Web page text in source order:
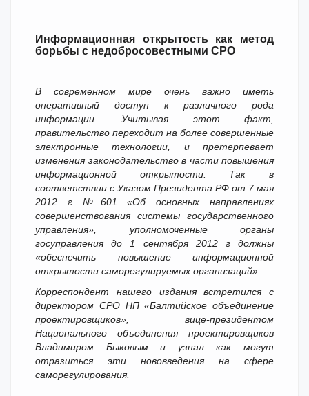
Информационная открытость как метод
борьбы с недобросовестными СРО
В современном мире очень важно иметь
оперативный доступ к различного рода
информации. Учитывая этот факт,
правительство переходит на более совершенные
электронные технологии, и претерпевает
изменения законодательство в части повышения
информационной открытости. Так в
соответствии с Указом Президента РФ от 7 мая
2012 г №601 «Об основных направлениях
совершенствования системы государственного
управления», уполномоченные органы
госуправления до 1 сентября 2012 г должны
«обеспечить повышение информационной
открытости саморегулируемых организаций».
Корреспондент нашего издания встретился с
директором СРО НП «Балтийское объединение
проектировщиков», вице-президентом
Национального объединения проектировщиков
Владимиром Быковым и узнал как могут
отразиться эти нововведения на сфере
саморегулирования.